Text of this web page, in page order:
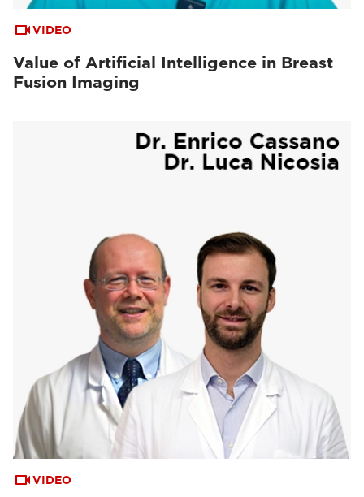
VIDEO
Value of Artificial Intelligence in Breast
Fusion Imaging
VIDEO